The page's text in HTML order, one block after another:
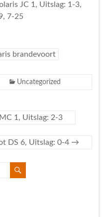
JC 1, Uitslag: 1-3,
7-25
brandevoort
Uncategorized
1, Uitslag: 2-3
DS 6, Uitslag: 0-4 →